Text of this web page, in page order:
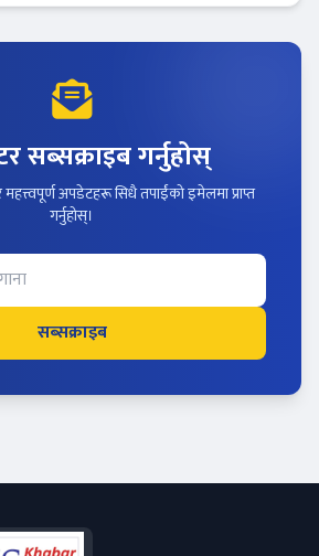
सब्सक्राइब गर्नुहोस्
महत्त्वपूर्ण अपडेटहरू सिधै तपाईंको इमेलमा प्राप्त
गर्नुहोस्।
सब्सक्राइब